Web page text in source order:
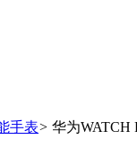
手表> 华为WATCH